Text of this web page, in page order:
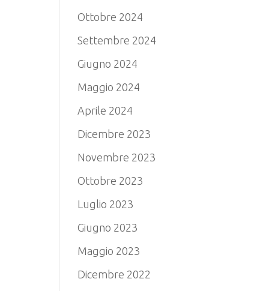
Ottobre 2024
Settembre 2024
Giugno 2024
Maggio 2024
Aprile 2024
Dicembre 2023
Novembre 2023
Ottobre 2023
Luglio 2023
Giugno 2023
Maggio 2023
Dicembre 2022